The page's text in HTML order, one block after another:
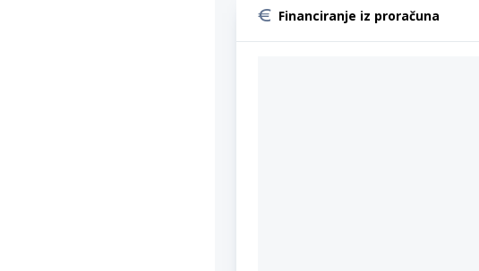
Financiranje iz proračuna